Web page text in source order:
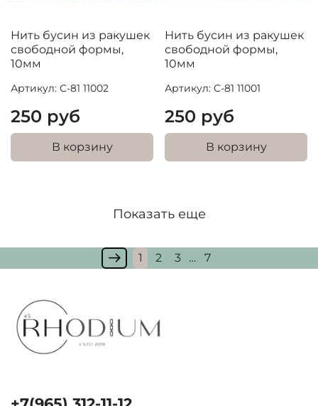
Нить бусин из ракушек
свободной формы,
10мм
Артикул: C-81 11002
250 руб
В корзину
Нить бусин из ракушек
свободной формы,
10мм
Артикул: C-81 11001
250 руб
В корзину
Показать еще
1 2 3 … 7